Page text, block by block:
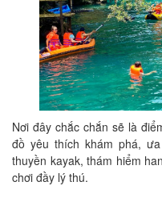
Nơi đây chắc chắn sẽ là
đồ yêu thích khám phá,
thuyền kayak, thám hiểm
chơi đầy lý thú.